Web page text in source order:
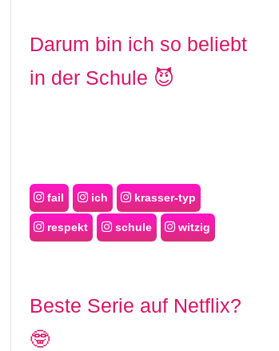
Darum bin ich so beliebt
in der Schule 😈
fail ich krasser-typ
respekt schule witzig
Beste Serie auf Netflix?
🤓